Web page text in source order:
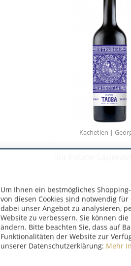
Kachetien |
Art.-Nr.:715001
Um Ihnen ein bestmögliches
von diesen Cookies sind notwendig
dabei unser Angebot zu analysieren,
Website zu verbessern. Sie können
ändern. Bitte beachten Sie, dass auf
Funktionalitäten der Website zur
unserer Datenschutzerklärung: Mehr